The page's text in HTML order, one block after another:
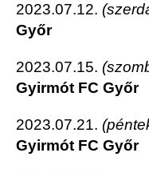
2023.07.12.
Győr
2023.07.15.
Gyirmót FC Győr
2023.07.21.
Gyirmót FC Győr